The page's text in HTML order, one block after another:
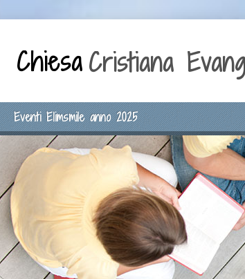
Eventi Elimsmile anno 2025